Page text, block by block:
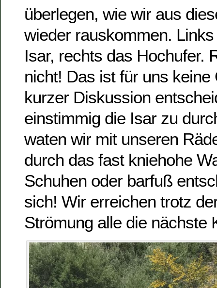
überlegen, wie wir aus
wieder rauskommen.
Isar, rechts das Hochufer.
nicht! Das ist für uns keine
kurzer Diskussion
einstimmig die Isar zu
waten wir mit unseren
durch das fast kniehohe
Schuhen oder barfuß
sich! Wir erreichen trotz
Strömung alle die nächste